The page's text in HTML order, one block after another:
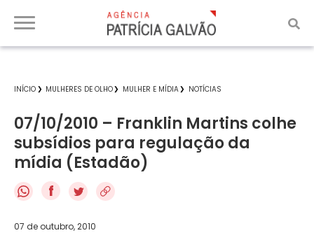
INÍCIO MULHERES DE OLHO MULHER E MÍDIA NOTÍCIAS
07/10/2010 – Franklin Martins colhe
subsídios para regulação da
mídia (Estadão)
f
07 de outubro, 2010